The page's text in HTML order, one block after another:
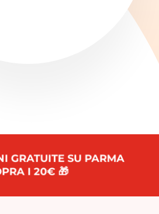
GRATUITE SU PARMA
I 20€ 🎁